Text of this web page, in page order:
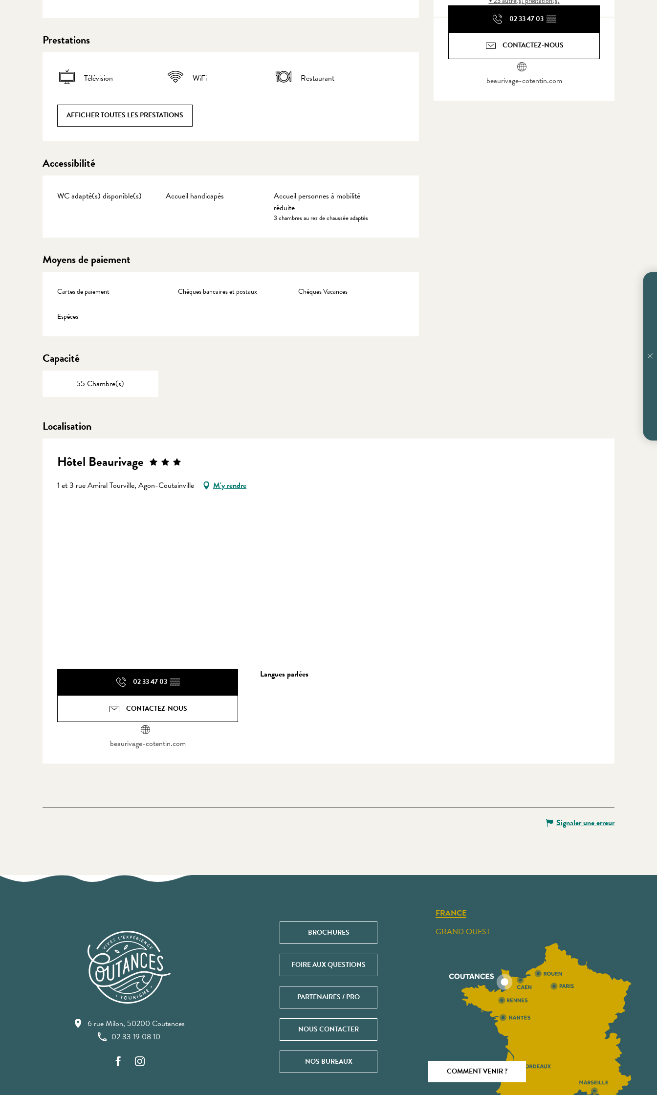
02 33 47 03 ▒▒
CONTACTEZ-NOUS
beaurivage-cotentin.com
Prestations
Télévision WiFi Restaurant
AFFICHER TOUTES LES PRESTATIONS
Accessibilité
WC adapté(s) disponible(s) Accueil handicapés
Accueil personnes à mobilité
réduite
3 chambres au rez de chaussée adaptés
Moyens de paiement
Cartes de paiement Chèques bancaires et postaux Chèques Vacances
Espèces
Capacité
55 Chambre(s)
Localisation
Hôtel Beaurivage
1 et 3 rue Amiral Tourville, Agon-Coutainville M'y rendre
02 33 47 03 ▒▒
CONTACTEZ-NOUS
beaurivage-cotentin.com
Langues parlées
Langues parlées
Signaler une erreur
6 rue Milon, 50200 Coutances
02 33 19 08 10
BROCHURES
FOIRE AUX QUESTIONS
PARTENAIRES / PRO
NOUS CONTACTER
NOS BUREAUX
FRANCE
GRAND OUEST
COMMENT VENIR ?